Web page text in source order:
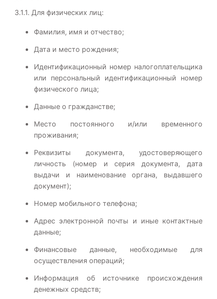
3.1.1. Для физических лиц:
Фамилия, имя и отчество;
Дата и место рождения;
Идентификационный номер налогоплательщика
или персональный идентификационный номер
физического лица;
Данные о гражданстве;
Место постоянного и/или временного
проживания;
Реквизиты документа, удостоверяющего
личность (номер и серия документа, дата
выдачи и наименование органа, выдавшего
документ);
Номер мобильного телефона;
Адрес электронной почты и иные контактные
данные;
Финансовые данные, необходимые для
осуществления операций;
Информация об источнике происхождения
денежных средств;